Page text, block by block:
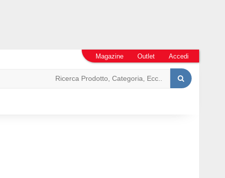
Magazine Outlet Accedi